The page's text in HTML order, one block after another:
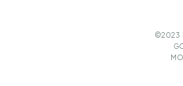
©2023